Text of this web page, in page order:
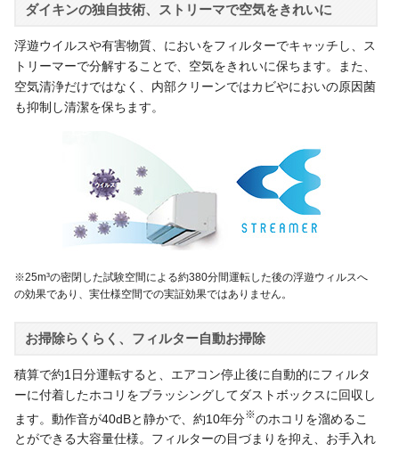
ダイキンの独自技術、ストリーマで空気をきれいに
浮遊ウイルスや有害物質、においをフィルターでキャッチし、ス
トリーマーで分解することで、空気をきれいに保ちます。また、
空気清浄だけではなく、内部クリーンではカビやにおいの原因菌
も抑制し清潔を保ちます。
※25m³の密閉した試験空間による約380分間運転した後の浮遊ウィルスへ
の効果であり、実仕様空間での実証効果ではありません。
お掃除らくらく、フィルター自動お掃除
積算で約1日分運転すると、エアコン停止後に自動的にフィルタ
ーに付着したホコリをブラッシングしてダストボックスに回収し
ます。動作音が40dBと静かで、約10年分※のホコリを溜めるこ
とができる大容量仕様。フィルターの目づまりを抑え、お手入れ